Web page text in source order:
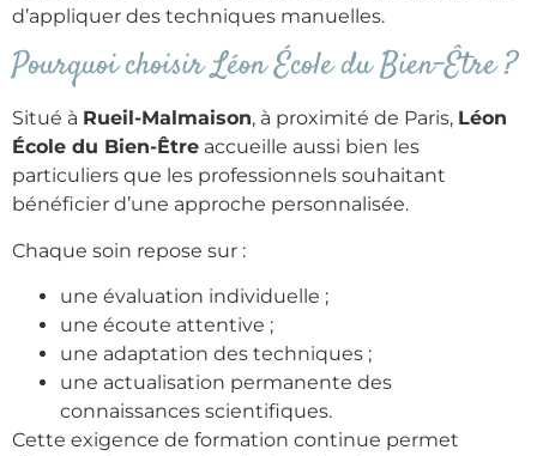
d’appliquer des techniques manuelles.
Pourquoi choisir Léon École du Bien-Être ?
Situé à Rueil-Malmaison, à proximité de Paris, Léon
École du Bien-Être accueille aussi bien les
particuliers que les professionnels souhaitant
bénéficier d’une approche personnalisée.
Chaque soin repose sur :
une évaluation individuelle ;
une écoute attentive ;
une adaptation des techniques ;
une actualisation permanente des
connaissances scientifiques.
Cette exigence de formation continue permet